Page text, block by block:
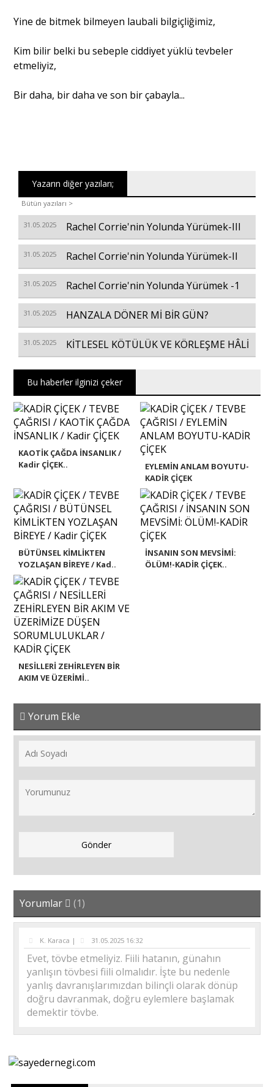
Yine de bitmek bilmeyen laubali bilgiçliğimiz,
Kim bilir belki bu sebeple ciddiyet yüklü tevbeler
etmeliyiz,
Bir daha, bir daha ve son bir çabayla...
Yazarın diğer yazıları;
Bütün yazıları >
31.05.2025 Rachel Corrie'nin Yolunda Yürümek-III
31.05.2025 Rachel Corrie'nin Yolunda Yürümek-II
31.05.2025 Rachel Corrie'nin Yolunda Yürümek -1
31.05.2025 HANZALA DÖNER Mİ BİR GÜN?
31.05.2025 KİTLESEL KÖTÜLÜK VE KÖRLEŞME HÂLİ
Bu haberler ilginizi çeker
KAOTİK ÇAĞDA İNSANLIK /
Kadir ÇİÇEK..
EYLEMİN ANLAM BOYUTU-
KADİR ÇİÇEK
BÜTÜNSEL KİMLİKTEN
YOZLAŞAN BİREYE / Kad..
İNSANIN SON MEVSİMİ:
ÖLÜM!-KADİR ÇİÇEK..
NESİLLERİ ZEHİRLEYEN BİR
AKIM VE ÜZERİMİ..
Yorum Ekle
Yorumlar (1)
K. Karaca | 31.05.2025 16:32
Evet, tövbe etmeliyiz. Fiili hatanın, günahın
yanlışın tövbesi fiili olmalıdır. İşte bu nedenle
yanlış davranışlarımızdan bilinçli olarak dönüp
doğru davranmak, doğru eylemlere başlamak
demektir tövbe.